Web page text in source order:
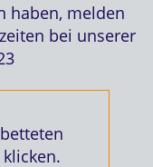
haben, melden
bei unserer